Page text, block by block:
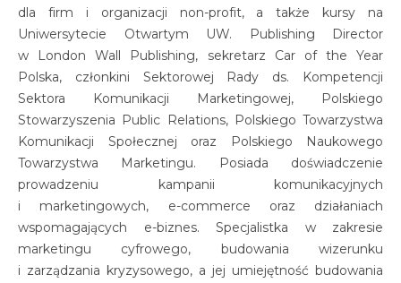
dla firm i organizacji non-profit, a także kursy na
Uniwersytecie Otwartym UW. Publishing Director
w London Wall Publishing, sekretarz Car of the Year
Polska, członkini Sektorowej Rady ds. Kompetencji
Sektora Komunikacji Marketingowej, Polskiego
Stowarzyszenia Public Relations, Polskiego Towarzystwa
Komunikacji Społecznej oraz Polskiego Naukowego
Towarzystwa Marketingu. Posiada doświadczenie
prowadzeniu kampanii komunikacyjnych
i marketingowych, e-commerce oraz działaniach
wspomagających e-biznes. Specjalistka w zakresie
marketingu cyfrowego, budowania wizerunku
i zarządzania kryzysowego, a jej umiejętność budowania